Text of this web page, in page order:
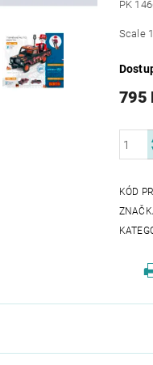
PK
Scale
795
KÓD